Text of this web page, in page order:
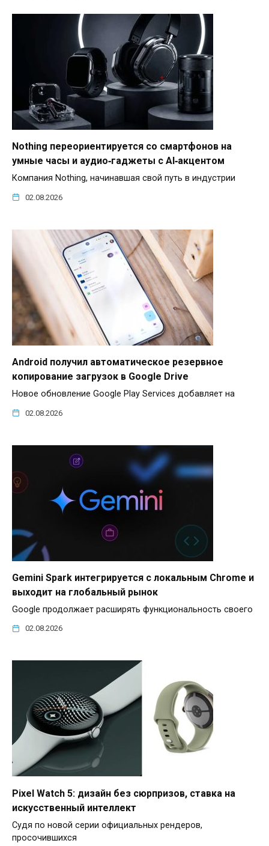
Nothing переориентируется со смартфонов на
умные часы и аудио‑гаджеты с AI‑акцентом
Компания Nothing, начинавшая свой путь в индустрии
02.08.2026
Android получил автоматическое резервное
копирование загрузок в Google Drive
Новое обновление Google Play Services добавляет на
02.08.2026
Gemini Spark интегрируется с локальным Chrome и
выходит на глобальный рынок
Google продолжает расширять функциональность своего
02.08.2026
Pixel Watch 5: дизайн без сюрпризов, ставка на
искусственный интеллект
Судя по новой серии официальных рендеров,
просочившихся